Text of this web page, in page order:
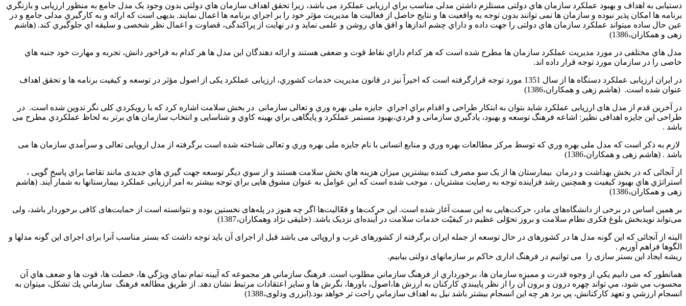
دستیابی به اهداف و بهبود عملکرد سازمان هاي دولتی مستلزم داشتن مدلی مناسب براي ارزیابی عملکرد می باشد، زیرا تحقق اهداف سازمان هاي دولتی بدون وجود یک مدل جامع به منظور ارزیابی و بازنگري
برنامه ها امکان پذیر نبوده و سازمان ها نمی توانند بدون توجه به واقعیت ها و نتایج حاصل از فعالیت ها مدیریت مؤثر خود را بر اجراي برنامه ها اعمال نمایند. بدیهی است که ارائه و به کارگیري مدلی جامع و در
عین حال ساده میتواند عملکرد سازمان هاي دولتی را جهت داده و داراي چشم اندازها و افق هاي روشن و علمی نماید و در نهایت از پراکندگی، قضاوت و اعمال نظر شخصی و سلیقه اي جلوگیري کند. (هاشم
زهی و همکاران،1386)
مدل هاي مختلفی در مورد مدیریت عملکرد سازمان ها مطرح شده است که هر کدام داراي نقاط قوت و ضعفی هستند و ارائه دهندگان این مدل ها هر کدام به فراخور دانش، تجربه و مهارت خود جنبه هاي
خاصی را در سازمان مورد توجه قرار داده اند.
در ایران ارزیابی عملکرد دستگاه ها از سال 1351 مورد توجه قرارگرفته است که اخیراً نیز در قانون مدیریت خدمات کشوري، ارزیابی عملکرد یکی از اصول مؤثر در توسعه و کیفیت برنامه ها و تحقق اهداف
عنوان شده است. (هاشم زهی و همکاران،1386)
در آخرین قدم از مدل های ارزیابی عملکرد شاید بتوان به ابتکار طراحی و اقدام براي اجراي جایزه ملی بهره وري و تعالی سازمانی در بخش سلامت اشاره کرد که با رویکردي کلی نگر تدوین شده است. در
طراحی این جایزه اهدافی نظیر: اشاعه فرهنگ توسعه و بهبود، یادگیري سازمانی و فردي،بهبود مستمر عملکرد و پایگاهی براي بهینه کاوي و شناسایی و انتخاب سازمان هاي برتر به لحاظ عملکردي مطرح می
باشد .
لازم به ذکر است که مدل ملی بهره وري که توسط مرکز مطالعات بهره وري و منابع انسانی با نام جایزه ملی بهره وري و تعالی شناخته شده است برگرفته از مدل اروپایی تعالی و سرآمدي سازمان ها می
باشد . (هاشم زهی و همکاران،1386)
از آنجائی که در بخش بهداشت و درمان بیمارستان ها از یک سو مصرف کننده بیشترین میزان هزینه هاي بخش سلامت هستند و از سوي دیگر توسعه جهت گیري هاي جدیدی مانند تقاضا براي پاسخ گویی ،
استراتژي هاي بهبود کیفیت و همچنین رشد فزاینده توجه به رضایت مشتریان ، موجب شده است که این عوامل به عنوان مشوق هایی براي توجه بیشتر به امر ارزیابی عملکرد بیمارستانها به شمار آیند. (هاشم
زهی و همکاران،1386)
بر همین اساس در برخی از دانشگاه‌های مادر، حرکت‌هایی به این سمت آغاز شده است. این حرکت‌ها و فعّالیت‌ها اگر چه هنوز در پله‌های نخستین بوده و نتوانسته است از حمایت‌های کافی برخوردار باشد، ولی
می‌تواند نویدبخش بلوغ فکری نظام سلامت و بروز تحوّلی عظیم در کیفیّت خدمات سلامت در آینده‌ای نزدیک باشد. (خلیقی نژاد وهمکاران،1387)
البته از آنجائی که این گونه مدل ها در کشورهای در حال توسعه از جمله ایران برگرفته از کشورهای غرب و اروپائی می باشد قبل از اجرای آن باید توجه داشت که بستر مناسب آنرا برای اجرای این گونه مدلها و
الگوها فراهم آوریم .
ریشه ایجاد این بستر سازی را می توانیم در فرهنگ اداری حاکم بر سازمانهای دولتی بیابیم.
همانطور که می دانیم يكي از وجوه قدرت و مميزه سازمان ها، برخورداري از فرهنگ سازماني مطلوب است. فرهنگ سازماني هر مجموعه كه آيينه تمام نماي ويژگي ها، خصلت ها، قوت ها و ضعف هاي آن
محسوب مي شود، مي تواند چهره درون و برون آن را از نظر پايبندي كاركنان به ارزش ها،اصول، باورها، نگرش ها و ساير اعتقادات مرتبط نشان دهد. از طريق مطالعه فرهنگ سازماني يك تشكل، ميتوان به
انسجام ارزشي و تعهد كاركنانش، پي برد هر چه اين انسجام بيشتر باشد نيل به اهداف سازماني راحت تر خواهد بود.(ابزری ودلوی،1388)